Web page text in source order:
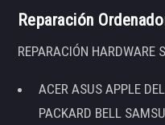
Reparación
REPARACIÓN HARDWARE
ACER ASUS APPLE
PACKARD BELL